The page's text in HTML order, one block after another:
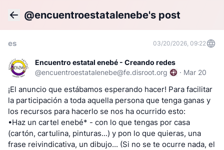
@encuentroestatalenebe's post
es 03/20/2026, 09:22
Encuentro estatal enebé - Creando redes
@encuentroestatalenebe@fe.disroot.org · Mar 20
¡El anuncio que estábamos esperando hacer! Para facilitar
la participación a toda aquella persona que tenga ganas y
los recursos para hacerlo se nos ha ocurrido esto:
•Haz un cartel enebé* - con lo que tengas por casa
(cartón, cartulina, pinturas...) y pon lo que quieras, una
frase reivindicativa, un dibujo... (Si no se te ocurre nada, el